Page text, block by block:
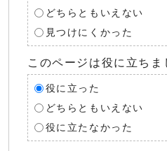
どちらともいえない
見つけにくかった
このページは役に立ちま
役に立った
どちらともいえない
役に立たなかった